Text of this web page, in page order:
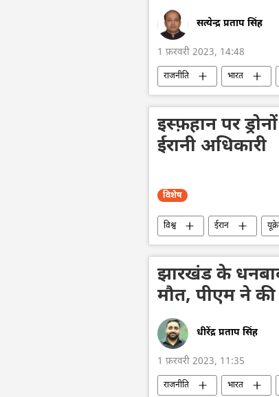
सत्येन्द्र प्रताप सिंह
1 फ़रवरी 2023, 14:48
राजनीति भारत
इस्फ़हान पर
ईरानी अधिकारी
विशेष
विश्व ईरान
विवाद
सीमा विवाद
झारखंड के
मौत, पीएम ने
धीरेंद्र प्रताप सिंह
1 फ़रवरी 2023, 11:35
राजनीति भारत